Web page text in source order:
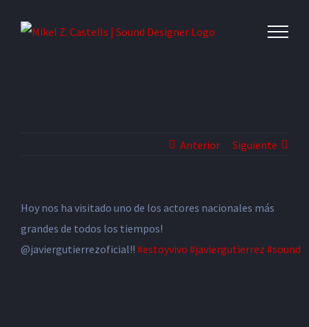
Anterior Siguiente
Hoy nos ha visitado uno de los actores nacionales más
grandes de todos los tiempos!
@javiergutierrezoficial!! #estoyvivo #javiergutierrez #sound